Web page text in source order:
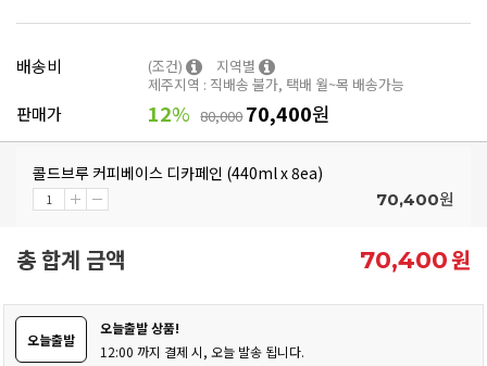
배송비 (조건)
지역별
제주지역 : 직배송 불가, 택배 월~목 배송가능
판매가 12% 80,00070,400원
콜드브루 커피베이스 디카페인 (440ml x 8ea)
70,400원
총 합계 금액 70,400원
오늘출발
오늘출발 상품!
12:00 까지 결제 시, 오늘 발송 됩니다.